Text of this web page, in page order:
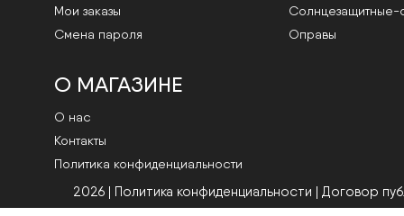
Мои заказы
Смена пароля
Cолнцезащитные-
Оправы
О МАГАЗИНЕ
О нас
Контакты
Политика конфиденциальности
2026 | Политика конфиденциальности Договор